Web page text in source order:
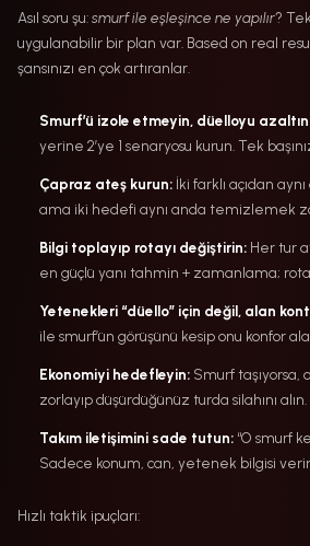
Asıl soru şu:smurf ile eşleşince ne yapılır?
uygulanabilir bir plan var. Based on real
şansınızı en çok artıranlar.
Smurf’ü izole etmeyin, düelloyu
yerine 2’ye 1 senaryosu kurun. Tek
Çapraz ateş kurun: İki farklı açıdan
ama iki hedefi aynı anda temizlemek
Bilgi toplayıp rotayı değiştirin: Her tur
en güçlü yanı tahmin + zamanlama;
Yetenekleri “düello” için değil, alan
ile smurf’ün görüşünü kesip onu konfor
Ekonomiyi hedefleyin: Smurf taşıyorsa,
zorlayıp düşürdüğünüz turda silahını alın.
Takım iletişimini sade tutun: “O smurf
Sadece konum, can, yetenek bilgisi
Hızlı taktik ipuçları: